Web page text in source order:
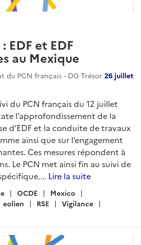
EDF et EDF
au Mexique
du PCN français - DG Trésor 26 juillet
du PCN français du 12 juillet
l’approfondissement de la
d’EDF et la conduite de travaux
ainsi que sur l’engagement
Ces mesures répondent à
Le PCN met ainsi fin au suivi de
Lire la suite
OCDE
Mexico
eolien RSE
Vigilance